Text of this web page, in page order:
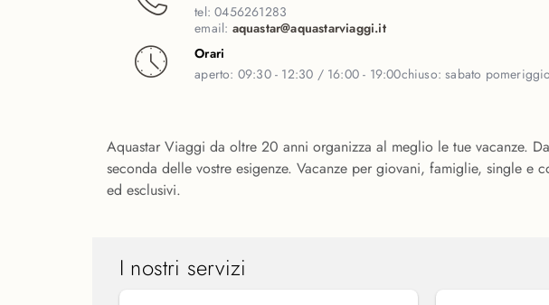
tel:0456261283
email: aquastar@aquastarviaggi.it
Orari
aperto: 09:30 - 12:30 / 16:00 - 19:00chiuso:sabato
Aquastar Viaggi da oltre 20 anni organizza al meglio le tue vacanze.
seconda delle vostre esigenze. Vacanze per giovani, famiglie, single
ed esclusivi.
I nostri servizi